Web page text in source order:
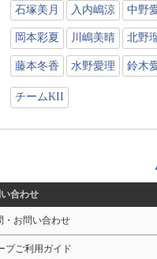
石塚美月 入内嶋涼 中野
岡本彩夏 川嶋美晴 北野
藤本冬香 水野愛理 鈴木
チームKII
合わせ
・お問い合わせ
プご利用ガイド